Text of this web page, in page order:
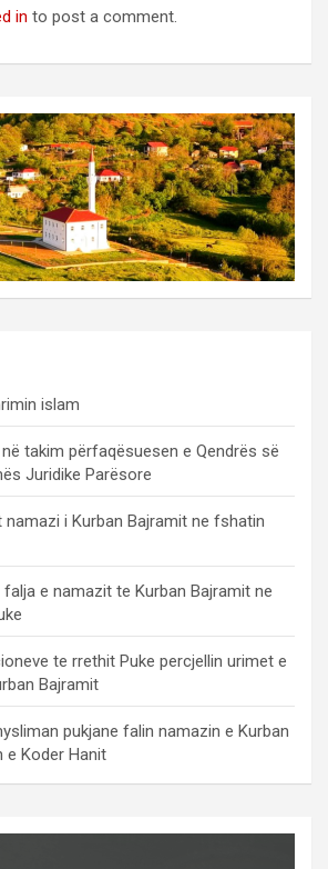
in to post a comment.
islam
takim përfaqësuesen e Qendrës së
Juridike Parësore
i Kurban Bajramit ne fshatin
e namazit te Kurban Bajramit ne
te rrethit Puke percjellin urimet e
Bajramit
pukjane falin namazin e Kurban
e Koder Hanit